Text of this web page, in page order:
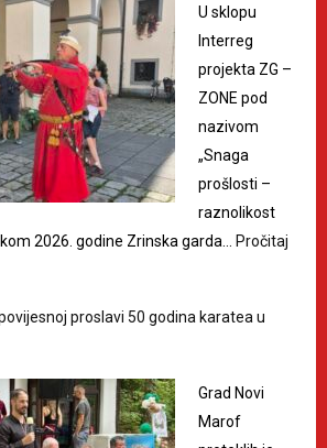
U sklopu
Interreg
projekta ZG –
ZONE pod
nazivom
„Snaga
prošlosti –
raznolikost
2026. godine Zrinska garda… Pročitaj
proslavi 50 godina karatea u
Grad Novi
Marof